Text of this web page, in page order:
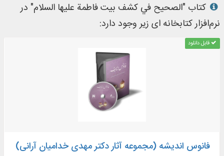
کتاب "الصحيح في کشف بيت فاطمة عليها السلام" در
نرم‌افزار کتابخانه ای زیر وجود دارد:
قابل دانلود
فانوس اندیشه (مجموعه آثار دکتر مهدی خدامیان آرانی)